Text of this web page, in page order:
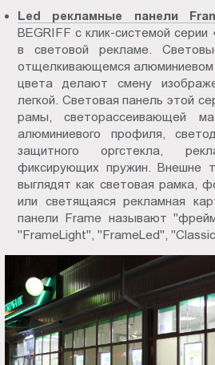
Led рекламные панели
BEGRIFF с клик-системой серии
в световой рекламе.
отщелкивающемся алюминиевом
цвета делают смену
легкой. Световая панель этой
рамы, светорассеивающей
алюминиевого профиля,
защитного оргстекла,
фиксирующих пружин. Внешне
выглядят как световая рамка,
или светящаяся рекламная
панели Frame называют
"FrameLight", "FrameLed",